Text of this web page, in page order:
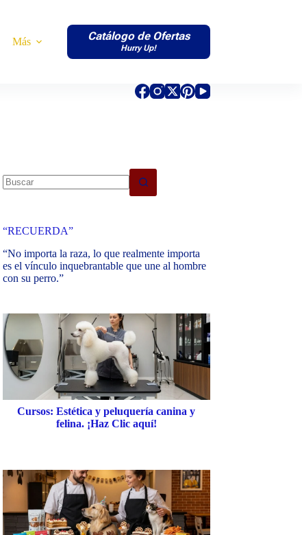
Más Catálogo de Ofertas
Hurry Up!
“RECUERDA”
“No importa la raza, lo que realmente importa
es el vínculo inquebrantable que une al hombre
con su perro.”
Cursos: Estética y peluquería canina y
felina. ¡Haz Clic aquí!